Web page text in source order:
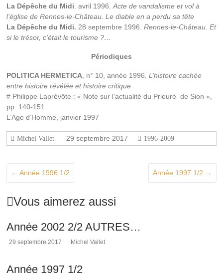
les
mystères
de
Rennes-
de
l'abbé
Saunière
et
les
connexes
à
depuis
La Dépêche du Midi . avril 1996.Acte de vandalisme et vol à
l’église de Rennes-le-Château. Le diable en a perdu sa tête
La Dépêche du Midi. 28 septembre 1996.Rennes-le-Château. Et
si le trésor, c’était le tourisme ?…
Périodiques
POLITICA HERMETICA , n° 10, année 1996.L’histoire cachée
entre histoire révélée et histoire critique
# Philippe Laprévôte : « Note sur l’actualité du Prieuré de Sion »,
pp. 140-151
L’Age d’Homme, janvier 1997
Michel Vallet 29 septembre 2017 1996-2009
← Année 1996 1/2 Année 1997 1/2 →
Vous aimerez aussi
Année 2002 2/2 AUTRES…
29 septembre 2017 Michel Vallet
Année 1997 1/2